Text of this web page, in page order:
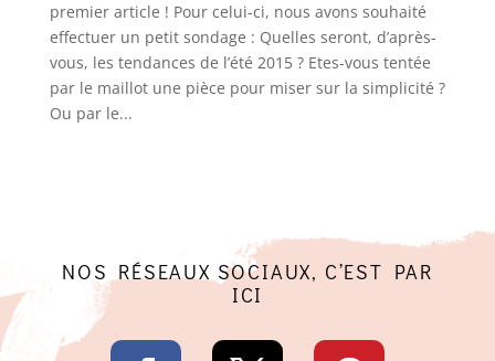
premier article ! Pour celui-ci, nous avons souhaité
effectuer un petit sondage : Quelles seront, d’après-
vous, les tendances de l’été 2015 ? Etes-vous tentée
par le maillot une pièce pour miser sur la simplicité ?
Ou par le...
NOS RÉSEAUX SOCIAUX, C’EST PAR
ICI